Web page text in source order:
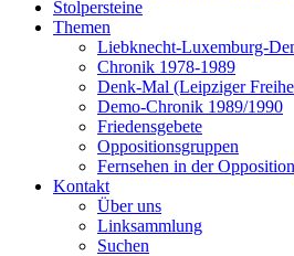
Stolpersteine
Themen
Liebknecht-Luxemburg-
Chronik 1978-1989
Denk-Mal (Leipziger
Demo-Chronik 1989/1990
Friedensgebete
Oppositionsgruppen
Fernsehen in der Opposition
Kontakt
Über uns
Linksammlung
Suchen